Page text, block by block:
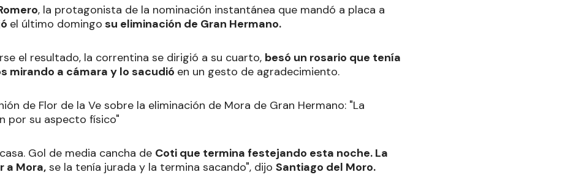
, la protagonista de la nominación instantánea que mandó a placa a
el último domingo su eliminación de Gran Hermano.
el resultado, la correntina se dirigió a su cuarto, besó un rosario que tenía
mirando a cámara y lo sacudió en un gesto de agradecimiento.
Gol de media cancha de Coti que termina festejando esta noche. La
a Mora, se la tenía jurada y la termina sacando", dijo Santiago del Moro.